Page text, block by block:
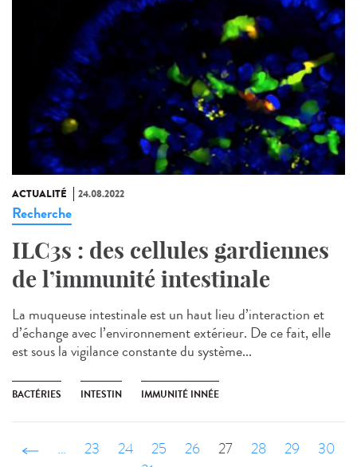
ACTUALITÉ 24.08.2022
Recherche
ILC3s : des cellules gardiennes
de l’immunité intestinale
La muqueuse intestinale est un haut lieu d’interaction et
d’échange avec l’environnement extérieur. De ce fait, elle
est sous la vigilance constante du système...
BACTÉRIES INTESTIN IMMUNITÉ INNÉE
‹ précédent
… 23 24 25 26 27 28 29
30